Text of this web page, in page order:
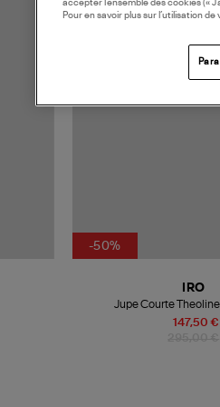
-50%
147,50 €
IRO
Jupe Courte
accepter l’ensemble des cookies («
Pour en savoir plus sur l’utilisation de